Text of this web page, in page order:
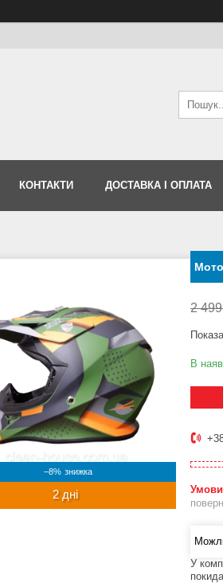
КОНТАКТИ ДОСТАВКА І ОПЛАТА
–8%
2 дні
2
В
У